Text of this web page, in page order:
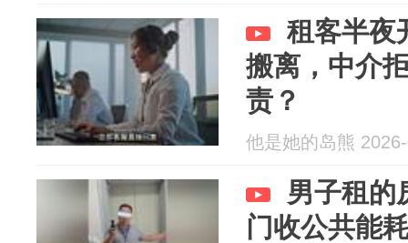
租客半夜
搬离，中介
责？
他是她的岛熊
男子租的
门收公共能